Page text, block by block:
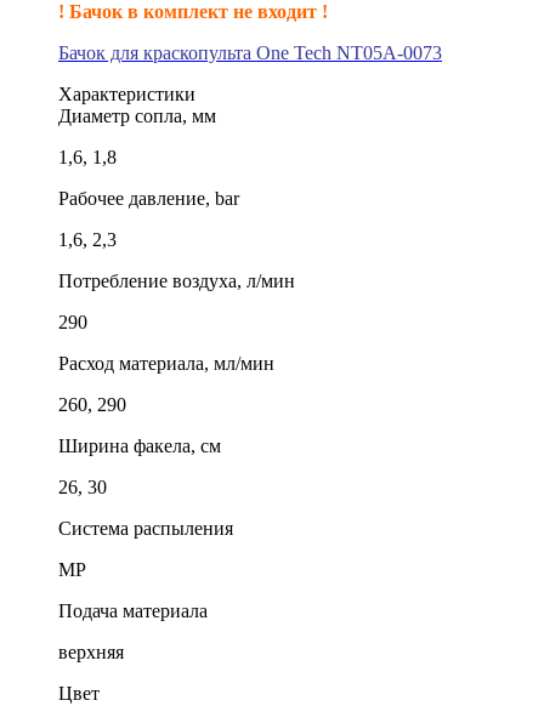
! Бачок в комплект не входит !
Бачок для краскопульта One Tech NT05A-0073
Характеристики
Диаметр сопла, мм
1,6, 1,8
Рабочее давление, bar
1,6, 2,3
Потребление воздуха, л/мин
290
Расход материала, мл/мин
260, 290
Ширина факела, см
26, 30
Система распыления
MP
Подача материала
верхняя
Цвет